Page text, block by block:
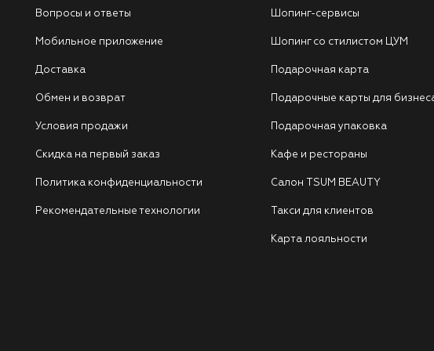
Вопросы и ответы
Мобильное приложение
Доставка
Обмен и возврат
Условия продажи
Скидка на первый заказ
Политика конфиденциальности
Рекомендательные технологии
Шопинг-сервисы
Шопинг со стилистом ЦУМ
Подарочная карта
Подарочные карты для
Подарочная упаковка
Кафе и рестораны
Салон TSUM BEAUTY
Такси для клиентов
Карта лояльности